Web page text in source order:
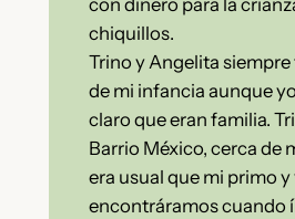
con dinero para la
chiquillos.
Trino y Angelita
de mi infancia aunque
claro que eran familia.
Barrio México, cerca de
era usual que mi primo y
encontráramos cuando